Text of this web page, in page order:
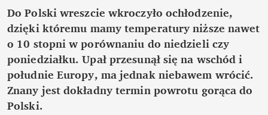
Do Polski wreszcie wkroczyło ochłodzenie,
dzięki któremu mamy temperatury niższe nawet
o 10 stopni w porównaniu do niedzieli czy
poniedziałku. Upał przesunął się na wschód i
południe Europy, ma jednak niebawem wrócić.
Znany jest dokładny termin powrotu gorąca do
Polski.